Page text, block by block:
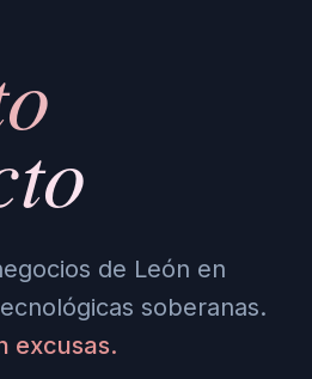
de León en
soberanas.
excusas.